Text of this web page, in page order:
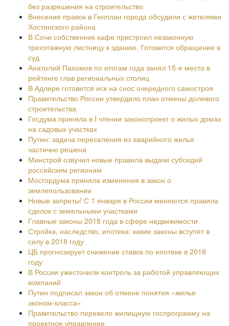
без разрешения на строительство
Внесение правок в Генплан города обсудили с жителями
Хостинского района
В Сочи собственник кафе пристроил незаконную
трехэтажную лестницу к зданию. Готовится обращение в
суд
Анатолий Пахомов по итогам года занял 15-е место в
рейтинге глав региональных столиц
В Адлере готовится иск на снос очередного самостроя
Правительство России утвердило план отмены долевого
строительства
Госдума приняла в I чтении законопроект о жилых домах
на садовых участках
Путин: задача переселения из аварийного жилья
частично решена
Минстрой озвучил новые правила выдачи субсидий
российским регионам
Мосгордума приняла изменения в закон о
землепользовании
Новые запреты! С 1 января в России меняются правила
сделок с земельными участками
Главные законы 2018 года в сфере недвижимости
Стройка, наследство, ипотека: какие законы вступят в
силу в 2018 году
ЦБ прогнозирует снижение ставок по ипотеке в 2018
году
В России ужесточили контроль за работой управляющих
компаний
Путин подписал закон об отмене понятия «жилье
эконом-класса»
Правительство перевело жилищную госпрограмму на
проектное управление